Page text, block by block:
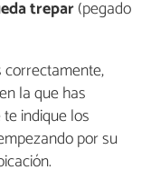
trepar(pegado
correctamente,
la que has
indique los
por su